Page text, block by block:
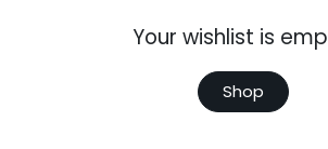
Your wishlist is
Shop